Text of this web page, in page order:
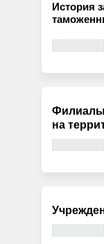
История
Филиалы
на